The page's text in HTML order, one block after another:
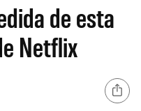
de esta
Netflix